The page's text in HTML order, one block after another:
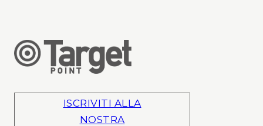
ISCRIVITI ALLA
NOSTRA